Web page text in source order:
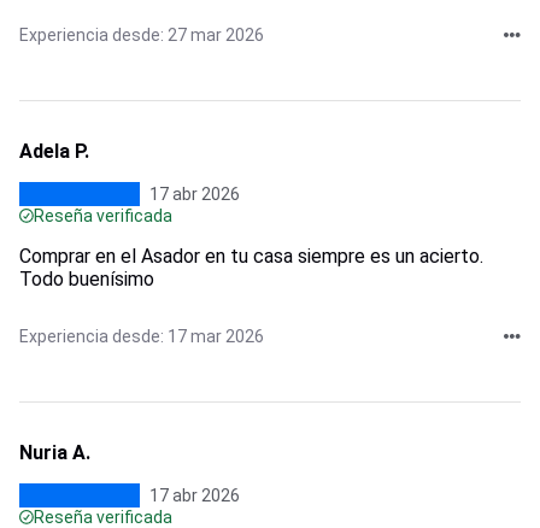
Experiencia desde: 27 mar 2026
Adela P.
17 abr 2026
Reseña verificada
Comprar en el Asador en tu casa siempre es un acierto.
Todo buenísimo
Experiencia desde: 17 mar 2026
Nuria A.
17 abr 2026
Reseña verificada